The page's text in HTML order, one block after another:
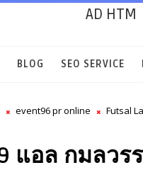
AD HTM
BLOG SEO SERVICE
event96 pr online Futsal
แอล กมลว